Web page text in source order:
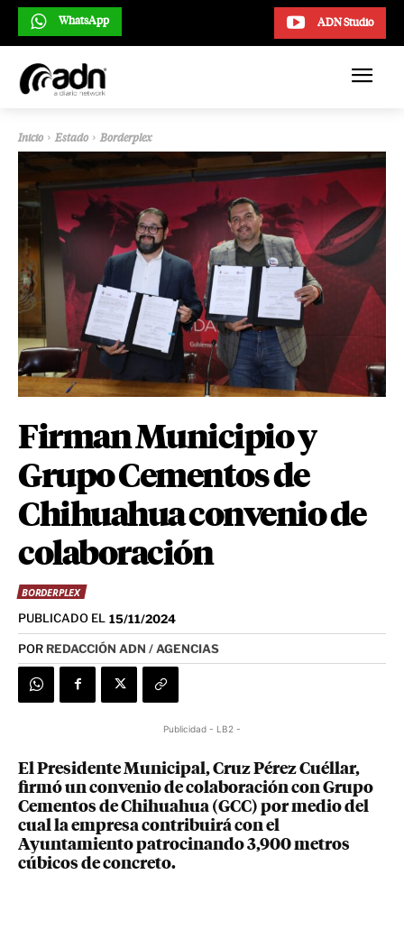
ADN Studio
WhatsApp
Inicio Estado Borderplex
Firman Municipio y
Grupo Cementos de
Chihuahua convenio de
colaboración
BORDERPLEX
PUBLICADO EL 15/11/2024
POR REDACCIÓN ADN / AGENCIAS
Publicidad - LB2 -
El Presidente Municipal, Cruz Pérez Cuéllar,
firmó un convenio de colaboración con Grupo
Cementos de Chihuahua (GCC) por medio del
cual la empresa contribuirá con el
Ayuntamiento patrocinando 3,900 metros
cúbicos de concreto.